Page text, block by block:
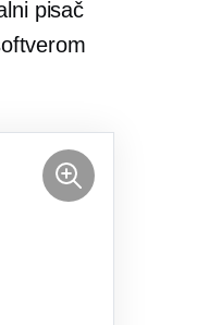
pisač